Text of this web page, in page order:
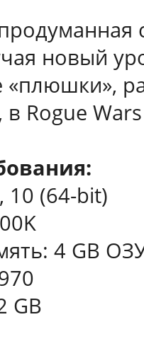
новый
Rogue
10 (64-bit)
4 GB
GB